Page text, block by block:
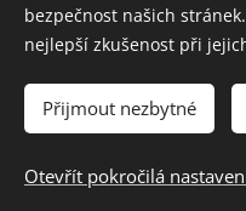
© 2022
bezpečnost našich
nejlepší zkušenost při
Přijmout nezbytné
Otevřít pokročilá